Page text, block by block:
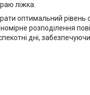
ліжка.
оптимальний
розподілення
дні,